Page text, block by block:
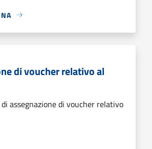
di voucher relativo al
assegnazione di voucher relativo